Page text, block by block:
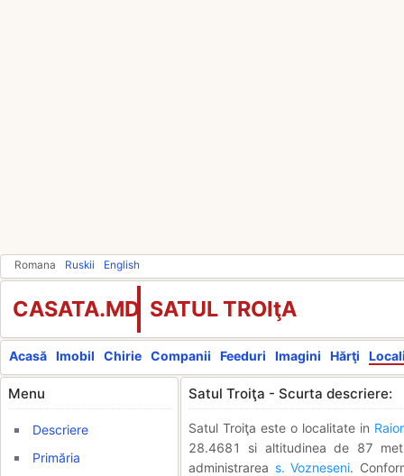
Romana Ruskii English
CASATA.MD SATUL TROIţA
Acasă Imobil Chirie Companii Feeduri Imagini Hărţi
Menu
Descriere
Primăria
Satul Troiţa - Scurta descriere:
Satul Troiţa este o localitate in
28.4681 si altitudinea de 87
administrarea s. Vozneseni.